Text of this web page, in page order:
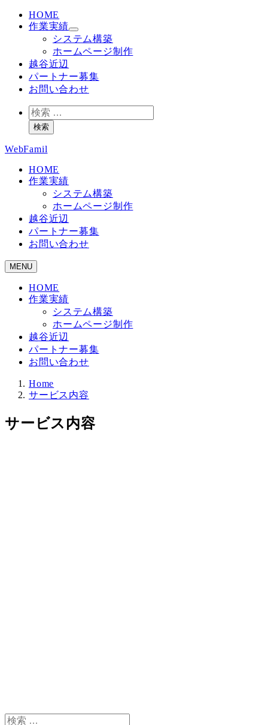
HOME
作業実績
システム構築
ホームページ制作
越谷近辺
パートナー募集
お問い合わせ
検
索検索
WebFamil
HOME
作業実績
システム構築
ホームページ制作
越谷近辺
パートナー募集
お問い合わせ
MENU
HOME
作業実績
システム構築
ホームページ制作
越谷近辺
パートナー募集
お問い合わせ
Home
サービス内容
サービス内容
検